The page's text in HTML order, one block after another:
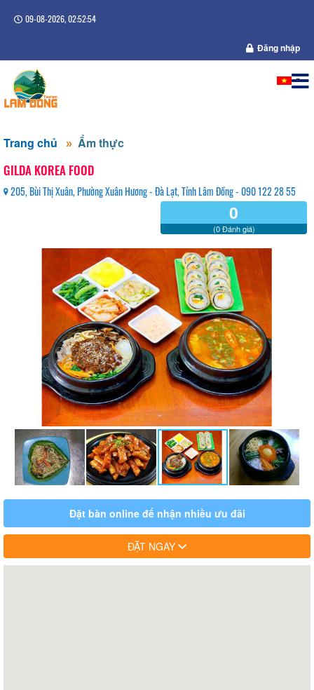
09-08-2026, 02:52:54
Đăng nhập
Trang chủ Ẩm thực
GILDA KOREA FOOD
205, Bùi Thị Xuân, Phường Xuân Hương - Đà Lạt, Tỉnh Lâm Đồng - 090 122 28 55
0
(0 Đánh giá)
Đặt bàn online để nhận nhiều ưu đãi
ĐẶT NGAY